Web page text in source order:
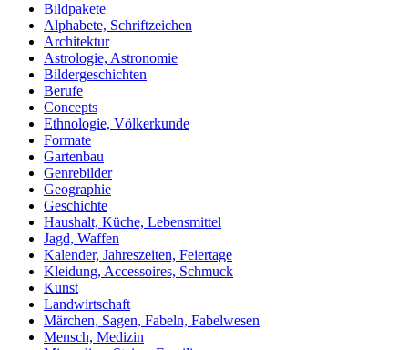
Bildpakete
Alphabete, Schriftzeichen
Architektur
Astrologie, Astronomie
Bildergeschichten
Berufe
Concepts
Ethnologie, Völkerkunde
Formate
Gartenbau
Genrebilder
Geographie
Geschichte
Haushalt, Küche, Lebensmittel
Jagd, Waffen
Kalender, Jahreszeiten, Feiertage
Kleidung, Accessoires, Schmuck
Kunst
Landwirtschaft
Märchen, Sagen, Fabeln, Fabelwesen
Mensch, Medizin